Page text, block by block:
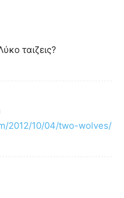
ταιζεις?
2012/10/04/two-wolves/